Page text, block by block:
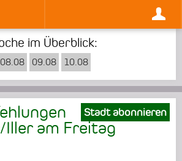
im Überblick:
08.08 09.08 10.08
Stadt abonnieren
am Freitag